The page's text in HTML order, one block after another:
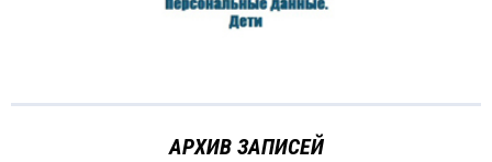
АРХИВ ЗАПИСЕЙ